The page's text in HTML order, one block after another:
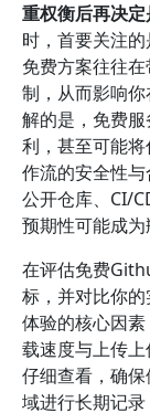
重权衡后再决定
时，首要关注的
免费方案往往
制，从而影响
解的是，免费
利，甚至可能
作流的安全性
公开仓库、CI/
预期性可能成为
在评估免费
标，并对比你
体验的核心因
载速度与上传
仔细查看，确
域进行长期记